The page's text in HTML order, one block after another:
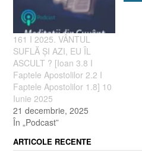
161 I 2025. VÂNTUL
SUFLĂ ȘI AZI, EU ÎL
ASCULT ? [Ioan 3.8 I
Faptele Apostolilor 2.2 I
Faptele Apostolilor 1.8] 10
Iunie 2025
21 decembrie, 2025
În „Podcast”
ARTICOLE RECENTE